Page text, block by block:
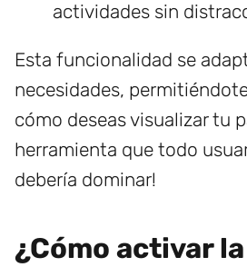
actividades sin
Esta funcionalidad se
necesidades,
cómo deseas visualizar tu
herramienta que todo
debería dominar!
¿Cómo activar